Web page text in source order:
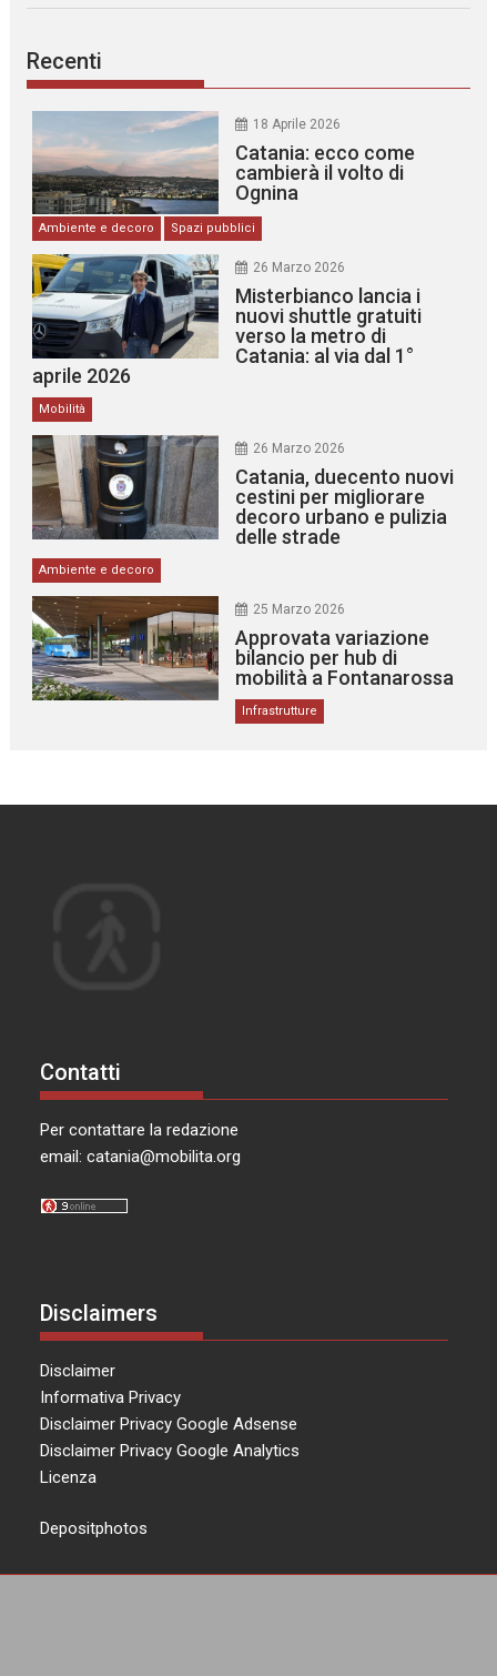
Recenti
18 Aprile 2026
Catania: ecco come
cambierà il volto di
Ognina
Ambiente e decoro Spazi pubblici
26 Marzo 2026
Misterbianco lancia i
nuovi shuttle gratuiti
verso la metro di
Catania: al via dal 1°
aprile 2026
Mobilità
26 Marzo 2026
Catania, duecento nuovi
cestini per migliorare
decoro urbano e pulizia
delle strade
Ambiente e decoro
25 Marzo 2026
Approvata variazione
bilancio per hub di
mobilità a Fontanarossa
Infrastrutture
Contatti
Per contattare la redazione
email:catania@mobilita.org
Disclaimers
Disclaimer
Informativa Privacy
Disclaimer Privacy Google Adsense
Disclaimer Privacy Google Analytics
Licenza
Depositphotos